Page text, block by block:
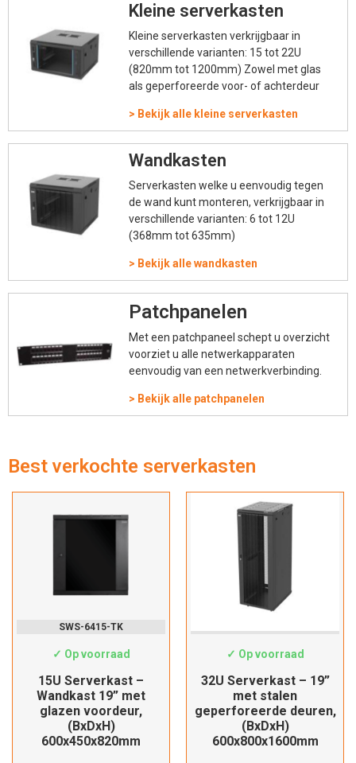
Kleine serverkasten
Kleine serverkasten verkrijgbaar in
verschillende varianten: 15 tot 22U
(820mm tot 1200mm) Zowel met glas
als geperforeerde voor- of achterdeur
> Bekijk alle kleine serverkasten
Wandkasten
Serverkasten welke u eenvoudig tegen
de wand kunt monteren, verkrijgbaar in
verschillende varianten: 6 tot 12U
(368mm tot 635mm)
> Bekijk alle wandkasten
Patchpanelen
Met een patchpaneel schept u overzicht
voorziet u alle netwerkapparaten
eenvoudig van een netwerkverbinding.
> Bekijk alle patchpanelen
Best verkochte serverkasten
SWS-6415-TK
✓ Op voorraad
15U Serverkast –
Wandkast 19” met
glazen voordeur,
(BxDxH)
600x450x820mm
✓ Op voorraad
32U Serverkast – 19”
met stalen
geperforeerde deuren,
(BxDxH)
600x800x1600mm